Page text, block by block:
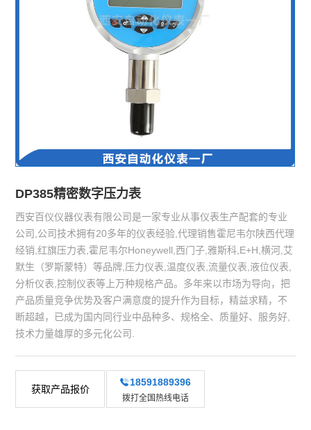
DP385精密数字压力表
西安百仪仪器仪表有限公司是一家专业从事仪表生产配套的专业
公司,公司技术拥有20多年的仪表经验,代理销售霍尼韦尔陕西代理
经销,红旗压力表,霍尼韦尔Honeywell,西门子,雅斯科,E+H,横河,艾
默生（罗斯蒙特）等品牌,压力仪表,温度仪表,流量仪表,液位仪表,
分析仪表,控制仪表等上万种规格产品。多年来以市场为导向，把
产品质量竞争优势及客户满意度的提升作为目标，精益求精，不
断超越，已成为国内同行业中品种多、规格全、质量好、服务好,
技术力量雄厚的多元化公司.
获取产品报价
18591889396
拨打全国热线电话